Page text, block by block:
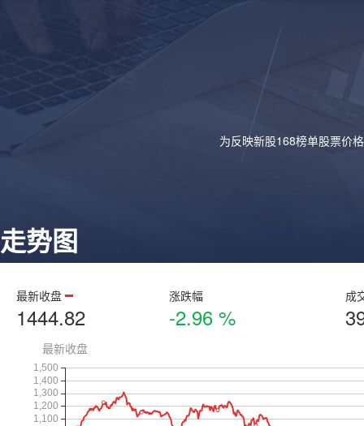
为反映新股168榜单股票价
走势图
最新收盘
1444.82
涨跌幅
-2.96 %
成